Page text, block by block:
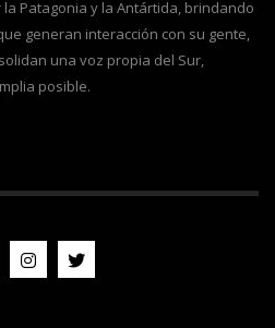
Patagonia y la Antártida, brindando
generan interacción con su gente,
una voz propia del Sur,
posible.